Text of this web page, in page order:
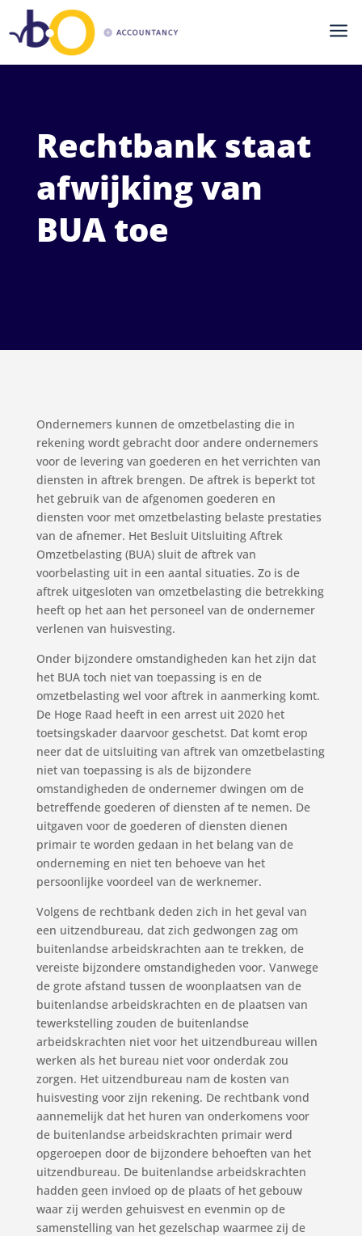
a
Rechtbank staat
afwijking van
BUA toe
Ondernemers kunnen de omzetbelasting die in
rekening wordt gebracht door andere ondernemers
voor de levering van goederen en het verrichten van
diensten in aftrek brengen. De aftrek is beperkt tot
het gebruik van de afgenomen goederen en
diensten voor met omzetbelasting belaste prestaties
van de afnemer. Het Besluit Uitsluiting Aftrek
Omzetbelasting (BUA) sluit de aftrek van
voorbelasting uit in een aantal situaties. Zo is de
aftrek uitgesloten van omzetbelasting die betrekking
heeft op het aan het personeel van de ondernemer
verlenen van huisvesting.
Onder bijzondere omstandigheden kan het zijn dat
het BUA toch niet van toepassing is en de
omzetbelasting wel voor aftrek in aanmerking komt.
De Hoge Raad heeft in een arrest uit 2020 het
toetsingskader daarvoor geschetst. Dat komt erop
neer dat de uitsluiting van aftrek van omzetbelasting
niet van toepassing is als de bijzondere
omstandigheden de ondernemer dwingen om de
betreffende goederen of diensten af te nemen. De
uitgaven voor de goederen of diensten dienen
primair te worden gedaan in het belang van de
onderneming en niet ten behoeve van het
persoonlijke voordeel van de werknemer.
Volgens de rechtbank deden zich in het geval van
een uitzendbureau, dat zich gedwongen zag om
buitenlandse arbeidskrachten aan te trekken, de
vereiste bijzondere omstandigheden voor. Vanwege
de grote afstand tussen de woonplaatsen van de
buitenlandse arbeidskrachten en de plaatsen van
tewerkstelling zouden de buitenlandse
arbeidskrachten niet voor het uitzendbureau willen
werken als het bureau niet voor onderdak zou
zorgen. Het uitzendbureau nam de kosten van
huisvesting voor zijn rekening. De rechtbank vond
aannemelijk dat het huren van onderkomens voor
de buitenlandse arbeidskrachten primair werd
opgeroepen door de bijzondere behoeften van het
uitzendbureau. De buitenlandse arbeidskrachten
hadden geen invloed op de plaats of het gebouw
waar zij werden gehuisvest en evenmin op de
samenstelling van het gezelschap waarmee zij de